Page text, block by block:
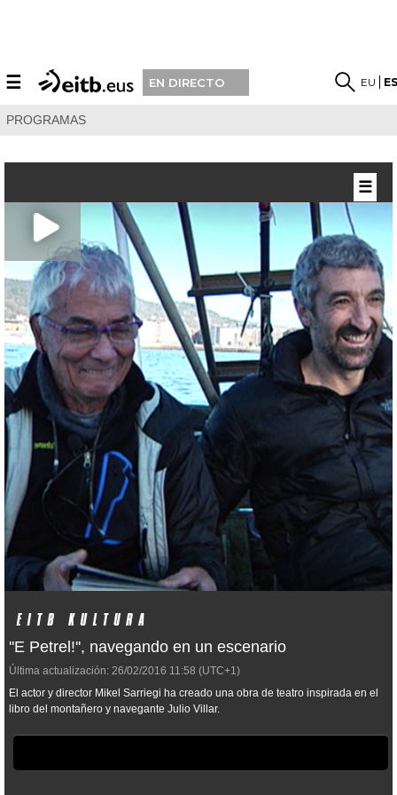
☰ EN DIRECTO EU
PROGRAMAS
''E Petrel!'', navegando en un escenario
Última actualización: 26/02/2016 11:58 (UTC+1)
El actor y director Mikel Sarriegi ha creado una obra de teatro inspirada en el
libro del montañero y navegante Julio Villar.
☰